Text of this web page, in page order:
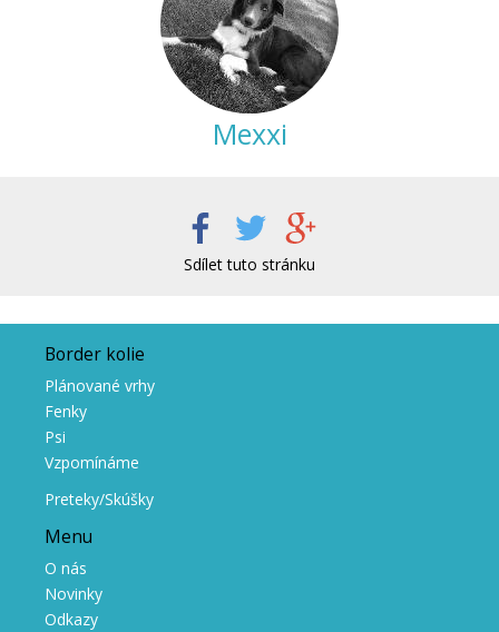
Mexxi
Sdílet tuto stránku
Border kolie
Plánované vrhy
Fenky
Psi
Vzpomínáme
Preteky/Skúšky
Menu
O nás
Novinky
Odkazy